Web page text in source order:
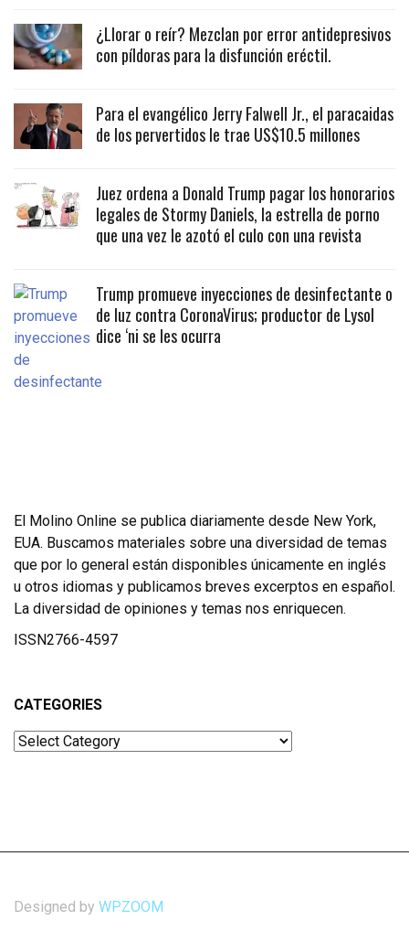
¿Llorar o reír? Mezclan por error antidepresivos
con píldoras para la disfunción eréctil.
Para el evangélico Jerry Falwell Jr., el paracaidas
de los pervertidos le trae US$10.5 millones
Juez ordena a Donald Trump pagar los honorarios
legales de Stormy Daniels, la estrella de porno
que una vez le azotó el culo con una revista
Trump promueve inyecciones de desinfectante o
de luz contra CoronaVirus; productor de Lysol
dice ‘ni se les ocurra
El Molino Online se publica diariamente desde New York,
EUA. Buscamos materiales sobre una diversidad de temas
que por lo general están disponibles únicamente en inglés
u otros idiomas y publicamos breves excerptos en español.
La diversidad de opiniones y temas nos enriquecen.
ISSN2766-4597
CATEGORIES
Categories
Designed by WPZOOM